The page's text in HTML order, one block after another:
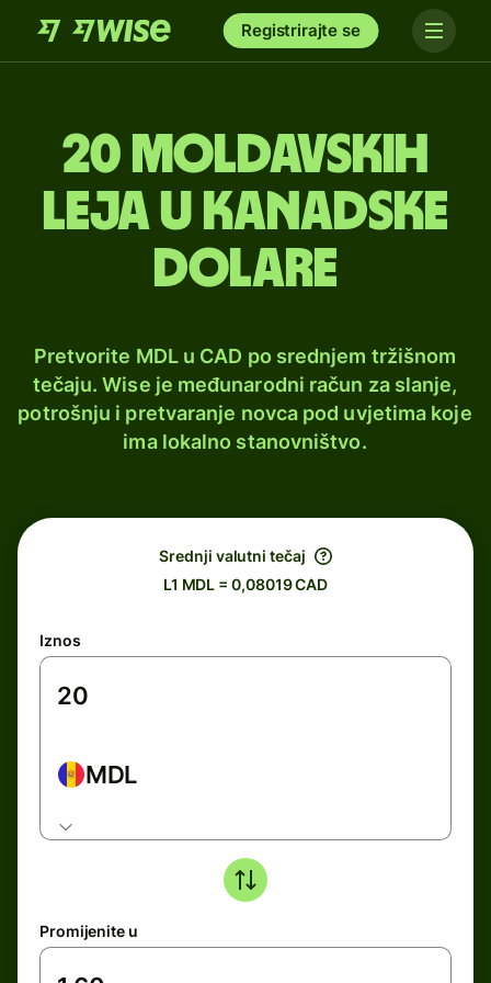
Registrirajte se
20 moldavskih
leja u kanadske
dolare
Pretvorite MDL u CAD po srednjem tržišnom
tečaju. Wise je međunarodni račun za slanje,
potrošnju i pretvaranje novca pod uvjetima koje
ima lokalno stanovništvo.
Srednji valutni tečaj
L1 MDL = 0,08019 CAD
Iznos
MDL
Promijenite u